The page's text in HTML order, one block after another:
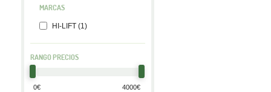
MARCAS
HI-LIFT (1)
RANGO PRECIOS